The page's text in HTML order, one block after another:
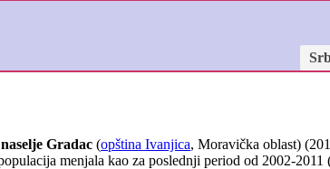
naselje Gradac (opština Ivanjica, Moravička oblast)
menjala kao za poslednji period od 2002-2011